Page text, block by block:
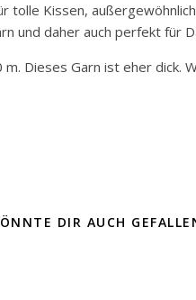
tolle Kissen,
und daher auch perfekt für
Dieses Garn ist eher
DIR AUCH